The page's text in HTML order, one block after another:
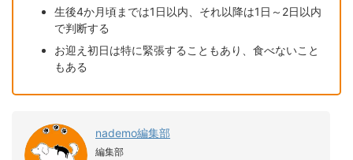
生後4か月頃までは1日以内、それ以降は1日～2日以内
で判断する
お迎え初日は特に緊張することもあり、食べないこと
もある
nademo編集部
編集部